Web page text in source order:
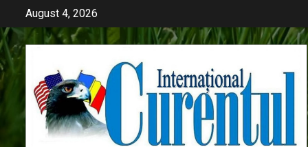
content
August 4, 2026